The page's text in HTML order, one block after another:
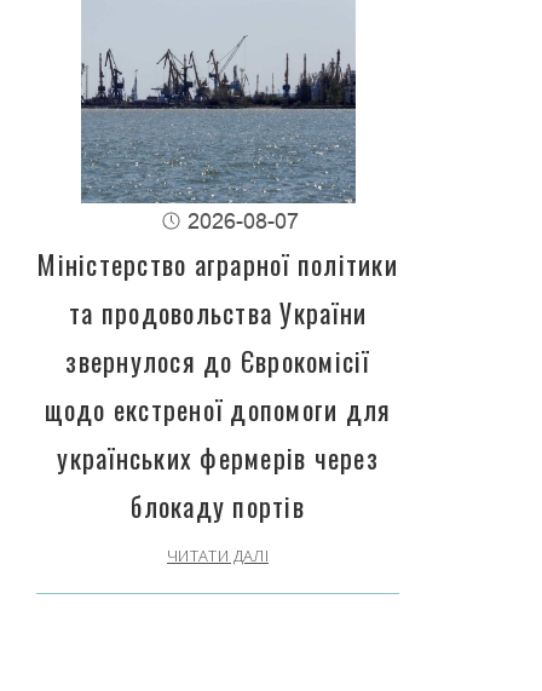
2026-08-07
Міністерство аграрної політики
та продовольства України
звернулося до Єврокомісії
щодо екстреної допомоги для
українських фермерів через
блокаду портів
ЧИТАТИ ДАЛІ